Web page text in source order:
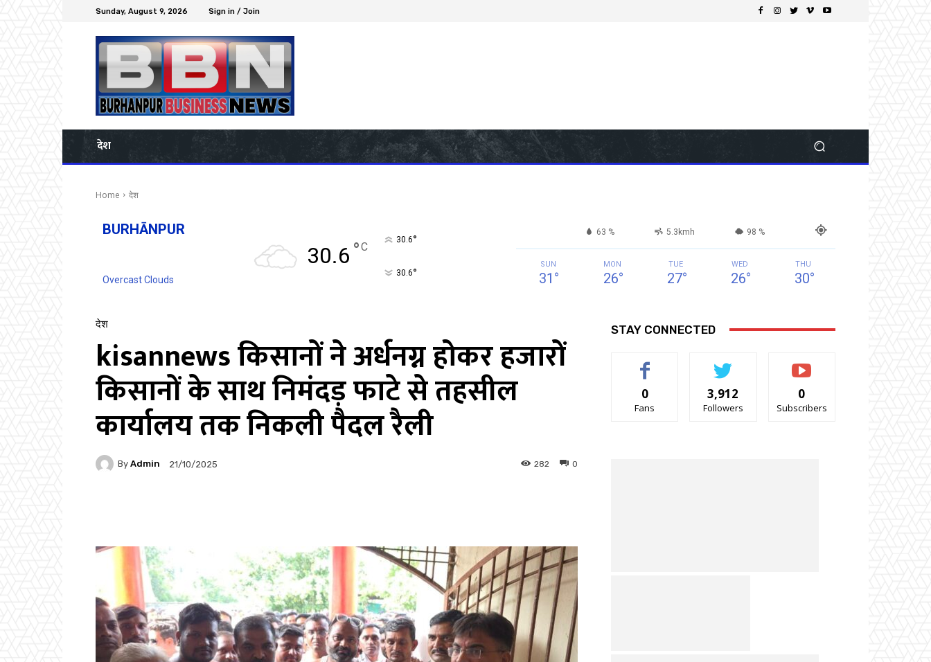
Sunday, August 9, 2026 Sign in / Join
देश
Home देश
BURHĀNPUR
Overcast Clouds
30.6 °C
30.6°
30.6°
63 % 5.3kmh 98 %
SUN
31 °
MON
26°
TUE
27°
WED
26°
THU
30°
देश
kisannews किसानों ने अर्धनग्न होकर हजारों
किसानों के साथ निमंदड़ फाटे से तहसील
कार्यालय तक निकली पैदल रैली
By Admin 21/10/2025 0
282
STAY CONNECTED
0
Fans
3,912
Followers
0
Subscribers